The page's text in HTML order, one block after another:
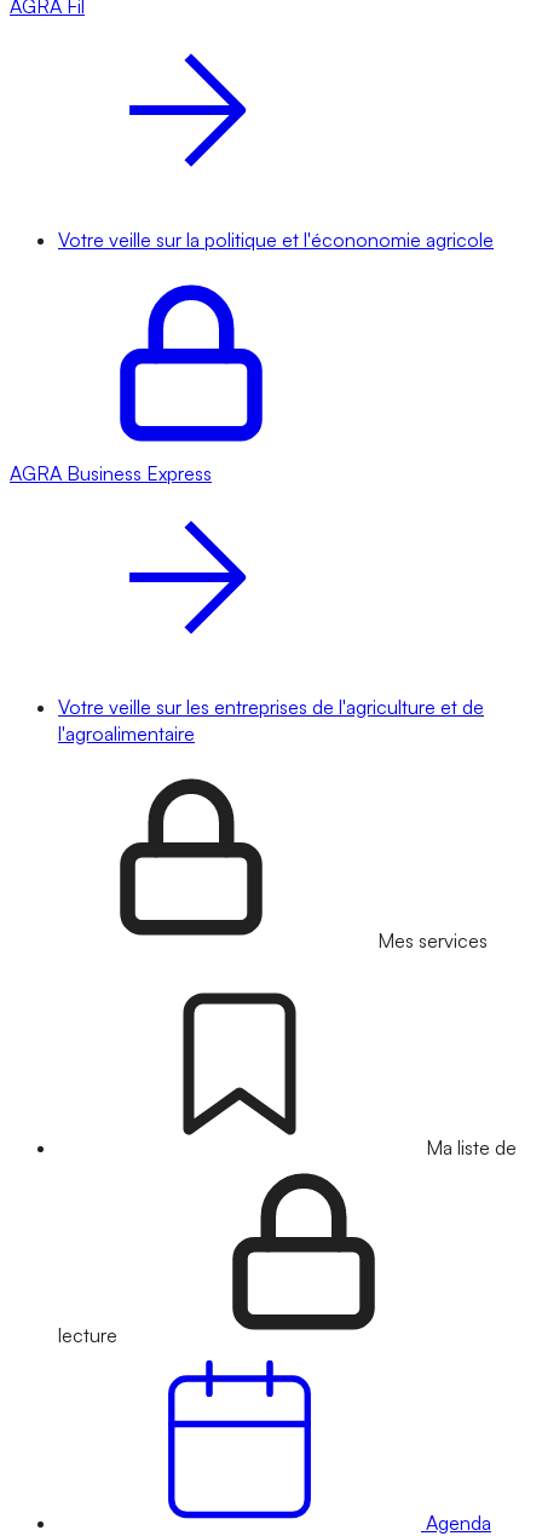
AGRA Fil
Votre veille sur la politique et l'écononomie agricole
AGRA Business Express
Votre veille sur les entreprises de l'agriculture et de
l'agroalimentaire
Mes services
Ma liste de
lecture
Agenda